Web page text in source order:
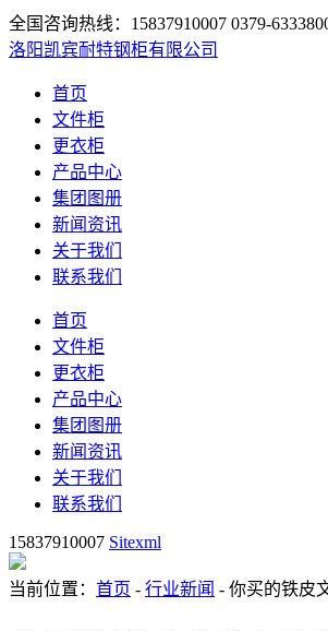
全国咨询热线：15837910007 0379-
洛阳凯宾耐特钢柜有限公司
首页
文件柜
更衣柜
产品中心
集团图册
新闻资讯
关于我们
联系我们
首页
文件柜
更衣柜
产品中心
集团图册
新闻资讯
关于我们
联系我们
15837910007 Sitexml
当前位置： 首页 - 行业新闻 - 你买的铁皮